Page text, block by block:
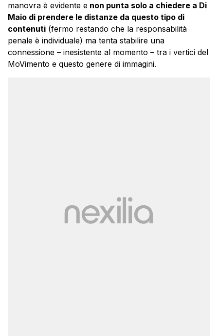
manovra è evidente e non punta solo a chiedere a Di
Maio di prendere le distanze da questo tipo di
contenuti (fermo restando che la responsabilità
penale è individuale) ma tenta stabilire una
connessione – inesistente al momento – tra i vertici del
MoVimento e questo genere di immagini.